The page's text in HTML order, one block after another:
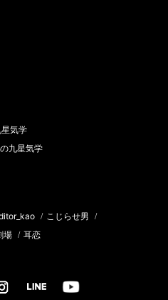
星気学
九星気学
/ こじらせ男 /
場 / 耳恋